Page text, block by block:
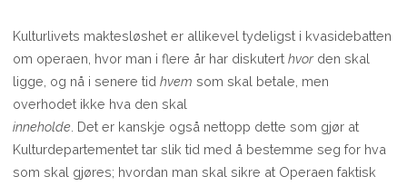
Kulturlivets maktesløshet er allikevel tydeligst i kvasidebatten
om operaen, hvor man i flere år har diskuterthvorden skal
ligge, og nå i senere tidhvem som skal betale, men
overhodet ikke hva den skal
inneholde . Det er kanskje også nettopp dette som gjør at
Kulturdepartementet tar slik tid med å bestemme seg for hva
som skal gjøres; hvordan man skal sikre at Operaen faktisk